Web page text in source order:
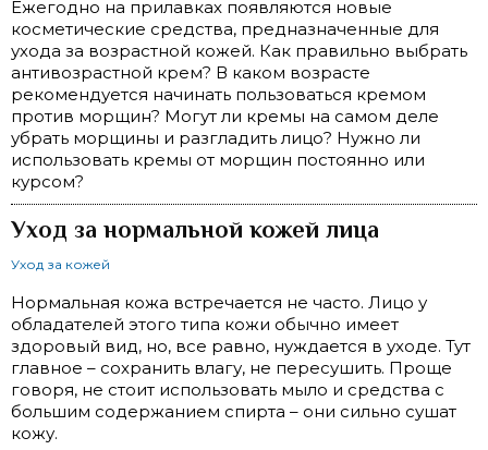
Ежегодно на прилавках появляются новые
косметические средства, предназначенные для
ухода за возрастной кожей. Как правильно выбрать
антивозрастной крем? В каком возрасте
рекомендуется начинать пользоваться кремом
против морщин? Могут ли кремы на самом деле
убрать морщины и разгладить лицо? Нужно ли
использовать кремы от морщин постоянно или
курсом?
Уход за нормальной кожей лица
Уход за кожей
Нормальная кожа встречается не часто. Лицо у
обладателей этого типа кожи обычно имеет
здоровый вид, но, все равно, нуждается в уходе. Тут
главное – сохранить влагу, не пересушить. Проще
говоря, не стоит использовать мыло и средства с
большим содержанием спирта – они сильно сушат
кожу.